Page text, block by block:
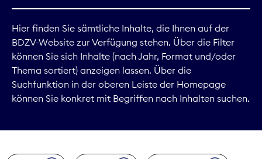
Digitales
Kommunikation
Marktdaten
Hier finden Sie sämtliche Inhalte, die Ihnen auf der
BDZV-Website zur Verfügung stehen. Über die Filter
können Sie sich Inhalte (nach Jahr, Format und/oder
Thema sortiert) anzeigen lassen. Über die
Suchfunktion in der oberen Leiste der Homepage
können Sie konkret mit Begriffen nach Inhalten suchen.